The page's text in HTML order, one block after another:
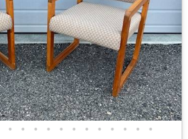
• • • • • • • • • • • •